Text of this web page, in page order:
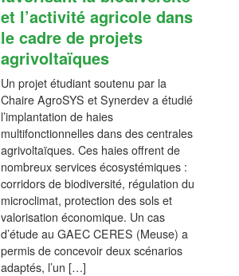
et l’activité agricole dans
le cadre de projets
agrivoltaïques
Un projet étudiant soutenu par la
Chaire AgroSYS et Synerdev a étudié
l’implantation de haies
multifonctionnelles dans des centrales
agrivoltaïques. Ces haies offrent de
nombreux services écosystémiques :
corridors de biodiversité, régulation du
microclimat, protection des sols et
valorisation économique. Un cas
d’étude au GAEC CERES (Meuse) a
permis de concevoir deux scénarios
adaptés, l’un […]